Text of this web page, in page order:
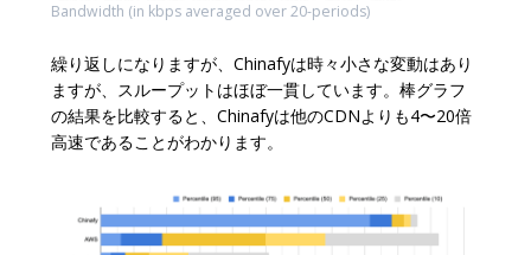
Bandwidth (in kbps averaged over 20-periods)
繰り返しになりますが、Chinafyは時々小さな変動はあり
ますが、スループットはほぼ一貫しています。棒グラフ
の結果を比較すると、Chinafyは他のCDNよりも4〜20倍
高速であることがわかります。